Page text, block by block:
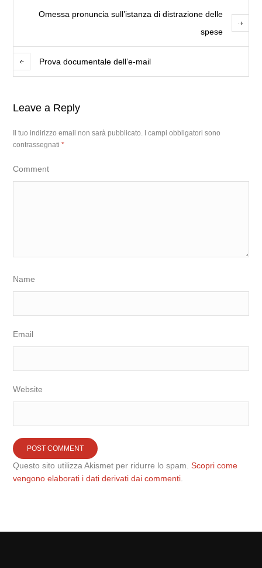
Omessa pronuncia sull’istanza di distrazione delle
spese
Prova documentale dell’e-mail
Leave a Reply
Il tuo indirizzo email non sarà pubblicato.
I campi obbligatori sono
contrassegnati*
Comment
Name
Email
Website
Questo sito utilizza Akismet per ridurre lo spam.Scopri come
vengono elaborati i dati derivati dai commenti